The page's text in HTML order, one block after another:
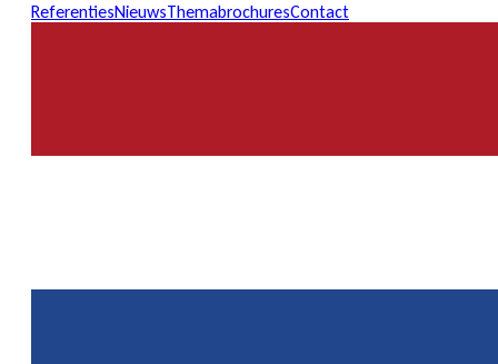
ReferentiesNieuwsThemabrochuresContact